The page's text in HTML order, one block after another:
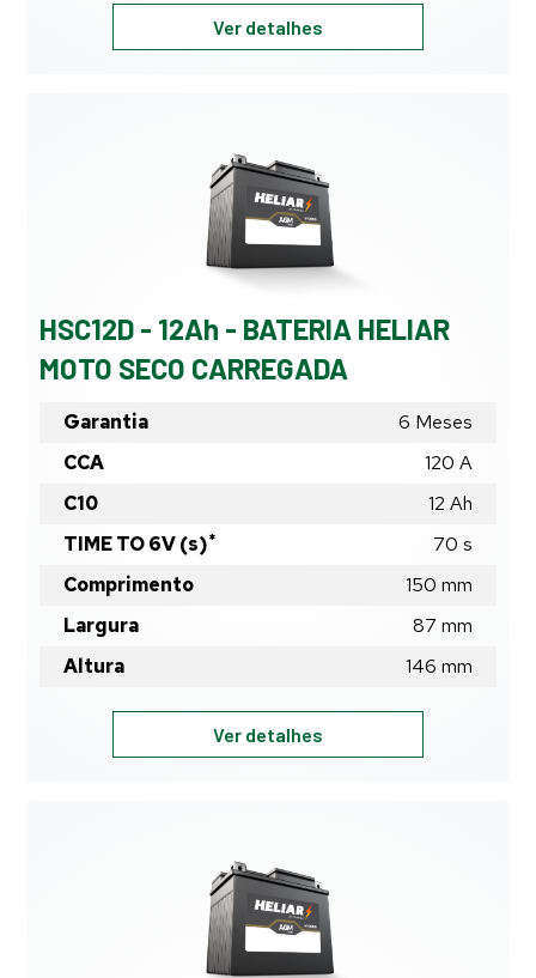
Ver detalhes
-
MOTO
SECO
CARREGADA
HSC12D - 12Ah - BATERIA HELIAR
MOTO SECO CARREGADA
Garantia
6 Meses
CCA
120 A
C10
12 Ah
TIME TO 6V (s)* 70 s
Comprimento
150 mm
Largura
87 mm
Altura
146 mm
Ver detalhes
-
MOTO
SECO
CARREGADA